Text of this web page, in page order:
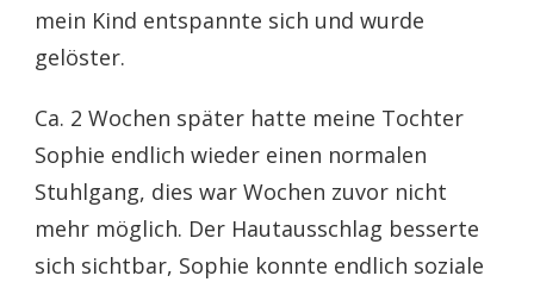
mein Kind entspannte sich und wurde
gelöster.
Ca. 2 Wochen später hatte meine Tochter
Sophie endlich wieder einen normalen
Stuhlgang, dies war Wochen zuvor nicht
mehr möglich. Der Hautausschlag besserte
sich sichtbar, Sophie konnte endlich soziale